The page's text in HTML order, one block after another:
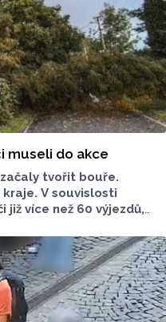
museli do akce
tvořit bouře.
V souvislosti
již více než 60 výjezdů,
na sociálních sítích.